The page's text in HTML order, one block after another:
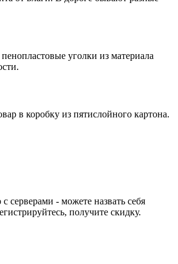
уголки из материала
в коробку из пятислойного картона.
серверами - можете назвать себя
получите скидку.